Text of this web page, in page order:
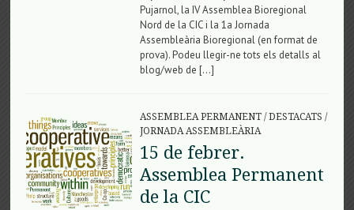
Pujarnol, la IV Assemblea Bioregional
Nord de la CIC i la 1a Jornada
Assembleària Bioregional (en format de
prova). Podeu llegir-ne tots els detalls al
blog/web de […]
ASSEMBLEA PERMANENT/DESTACATS /
JORNADA ASSEMBLEÀRIA
15 de febrer.
Assemblea Permanent
de la CIC